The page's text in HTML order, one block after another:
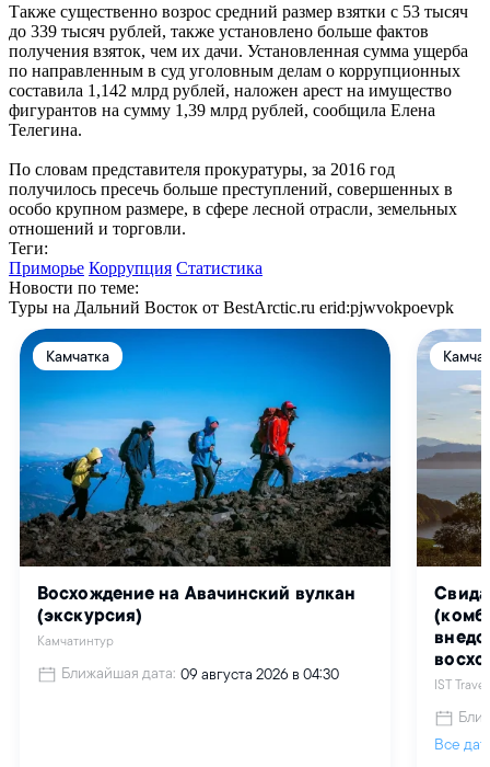
Также существенно возрос средний размер взятки с 53 тысяч
до 339 тысяч рублей, также установлено больше фактов
получения взяток, чем их дачи. Установленная сумма ущерба
по направленным в суд уголовным делам о коррупционных
составила 1,142 млрд рублей, наложен арест на имущество
фигурантов на сумму 1,39 млрд рублей, сообщила Елена
Телегина.
По словам представителя прокуратуры, за 2016 год
получилось пресечь больше преступлений, совершенных в
особо крупном размере, в сфере лесной отрасли, земельных
отношений и торговли.
Теги:
Приморье Коррупция Статистика
Новости по теме:
Туры на Дальний Восток от BestArctic.ru erid:pjwvokpoevpk